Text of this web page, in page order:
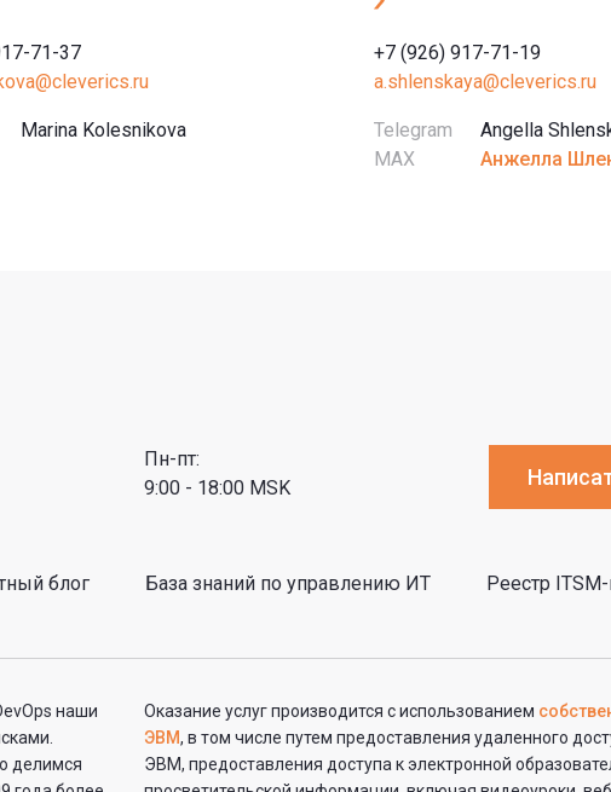
71-37
Marina Kolesnikova
+7 (926) 917-71-19
a.shlenskaya@cleverics.ru
Telegram
Angella
MAX
Анжелла
Пн-пт:
9:00 - 18:00 MSK
блог База знаний по управлению ИТ Реестр
наши
делимся
Оказание услуг производится с использованием
ЭВМ, в том числе путем предоставления удаленного
ЭВМ, предоставления доступа к электронной